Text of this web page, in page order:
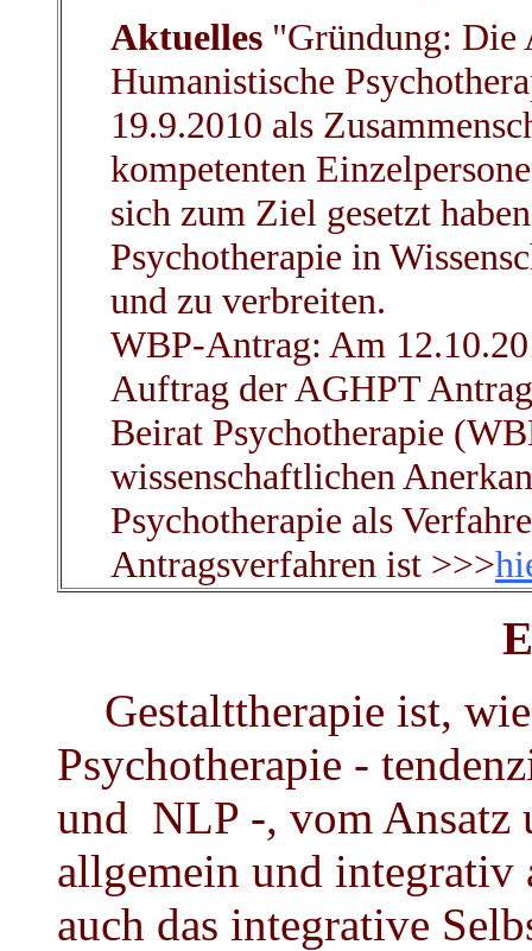
Aktuelles "Gründung: Die
Humanistische
19.9.2010 als
kompetenten
sich zum Ziel gesetzt
Psychotherapie in
und zu verbreiten.
WBP-Antrag: Am
Auftrag der AGHPT
Beirat Psychotherapie
wissenschaftlichen
Psychotherapie als
Antragsverfahren ist >>>
Gestalttherapie ist, wie
Psychotherapie -
und NLP -, vom Ansatz
allgemein und integrativ
auch das integrative